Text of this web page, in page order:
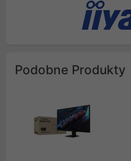
Podobne Produkty